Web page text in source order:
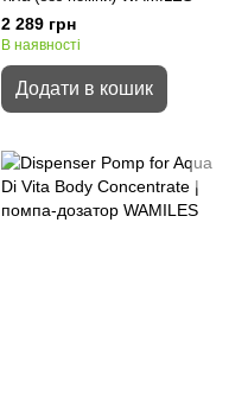
2 289 грн
В наявності
Додати в кошик